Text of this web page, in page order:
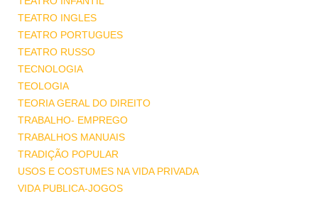
TEATRO INGLES
TEATRO PORTUGUES
TEATRO RUSSO
TECNOLOGIA
TEOLOGIA
TEORIA GERAL DO DIREITO
TRABALHO- EMPREGO
TRABALHOS MANUAIS
TRADIÇÃO POPULAR
USOS E COSTUMES NA VIDA PRIVADA
VIDA PUBLICA-JOGOS